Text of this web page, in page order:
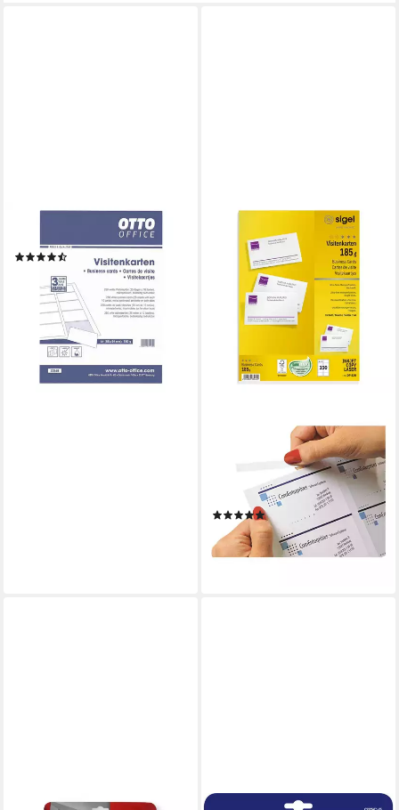
6,59 €
lieferbar - in 2-3 Werktagen bei dir
VISITENKARTEN,MP,
hochweiß, perforiert, 185
(1)
ab 8,46 € UVP9,99 €
-15%